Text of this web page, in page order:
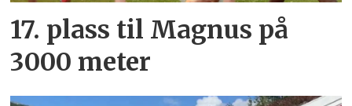
17. plass til Magnus på
3000 meter